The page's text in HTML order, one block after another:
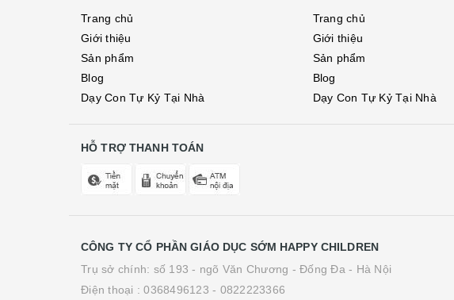
Trang chủ
Giới thiệu
Sản phẩm
Blog
Dạy Con Tự Kỷ Tại Nhà
Trang chủ
Giới thiệu
Sản phẩm
Blog
Dạy Con Tự Kỷ Tại Nhà
HỖ TRỢ THANH TOÁN
CÔNG TY CỔ PHẦN GIÁO DỤC SỚM HAPPY CHILDREN
Trụ sở chính: số 193 - ngõ Văn Chương - Đống Đa - Hà Nội
Điện thoại :0368496123 - 0822223366